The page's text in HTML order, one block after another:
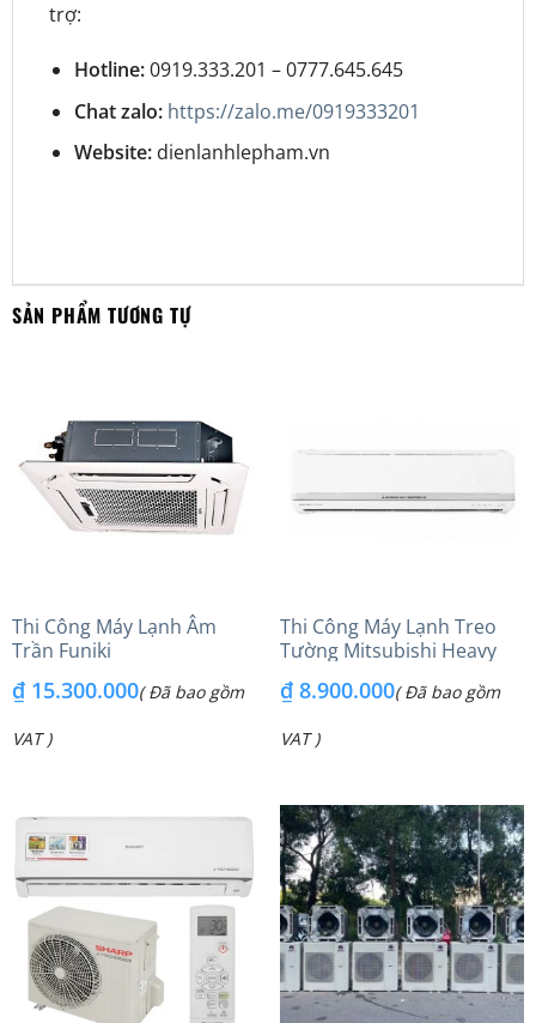
trợ:
Hotline:0919.333.201 – 0777.645.645
Chat zalo: https://zalo.me/0919333201
Website:dienlanhlepham.vn
SẢN PHẨM TƯƠNG TỰ
Thi Công Máy Lạnh Âm
Trần Funiki
₫15.300.000( Đã bao gồm
VAT )
Thi Công Máy Lạnh Treo
Tường Mitsubishi Heavy
₫8.900.000( Đã bao gồm
VAT )